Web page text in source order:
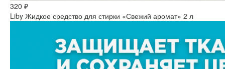
320 ₽
Liby Жидкое средство для стирки «Свежий аромат» 2 л